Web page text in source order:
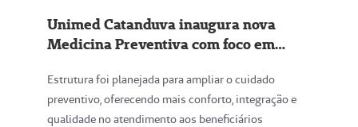
Unimed Catanduva inaugura nova
Medicina Preventiva com foco em
Estrutura foi planejada para ampliar o cuidado
preventivo, oferecendo mais conforto, integração e
qualidade no atendimento aos beneficiários